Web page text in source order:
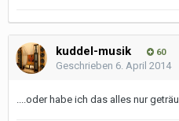
kuddel-musik 60
Geschrieben 6. April 2014
....oder habe ich das alles nur